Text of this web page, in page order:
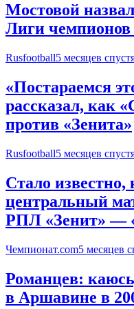
Мостовой
Лиги чемпионов
Rusfootball5 месяцев
«Постараемся
рассказал, как
против «Зенита»
Rusfootball5 месяцев
Стало
центральный
РПЛ «Зенит» —
Чемпионат.com5 месяцев
Романцев:
в Аршавине в